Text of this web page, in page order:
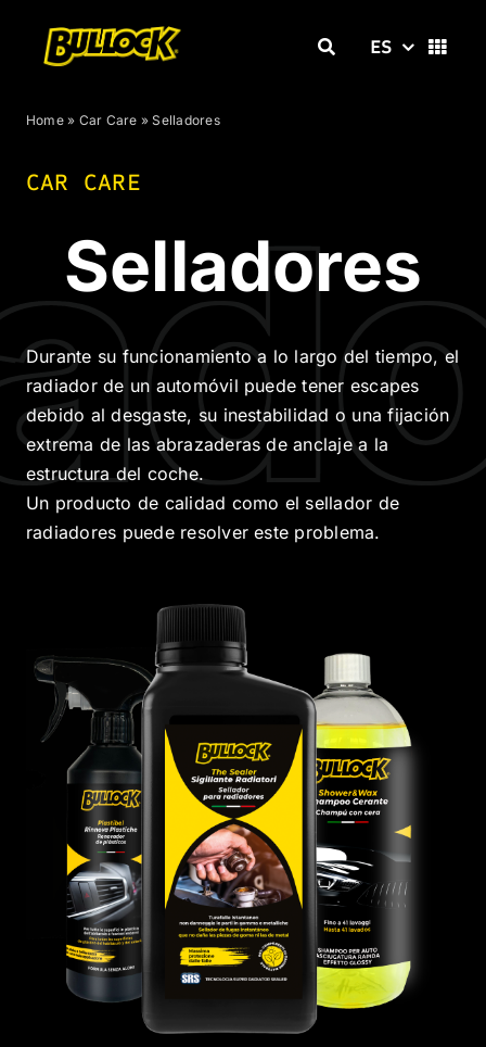
content
ES
Home» Car Care »Selladores
CAR CARE
Selladores
Durante su funcionamiento a lo largo del tiempo, el
radiador de un automóvil puede tener escapes
debido al desgaste, su inestabilidad o una fijación
extrema de las abrazaderas de anclaje a la
estructura del coche.
Un producto de calidad como el sellador de
radiadores puede resolver este problema.